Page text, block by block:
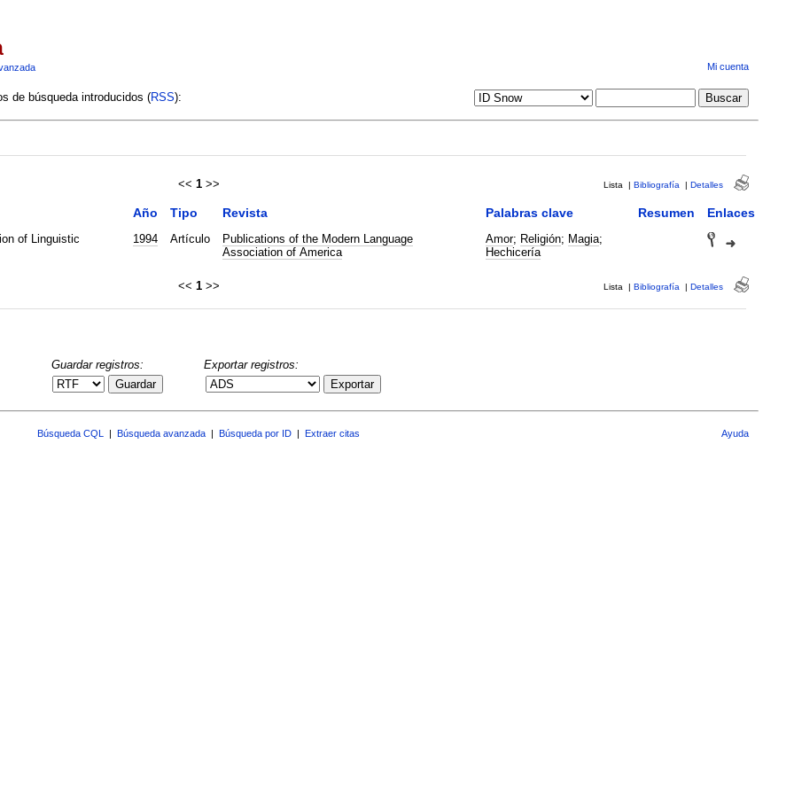
Mi cuenta
de búsqueda introducidos (RSS):
<< 1 >> Lista | Bibliografía | Detalles
Año Tipo Revista Palabras clave Resumen Enlaces
of Linguistic
1994 Artículo
Publications of the Modern Language
Association of America
Amor; Religión; Magia;
Hechicería
<< 1 >> Lista | Bibliografía | Detalles
Guardar registros:
Guardar
Exportar registros:
Exportar
Búsqueda CQL Búsqueda avanzada Búsqueda por ID Extraer citas Ayuda